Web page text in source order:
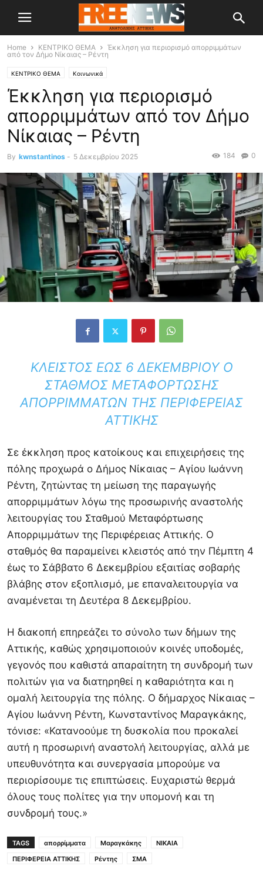
Home ΚΕΝΤΡΙΚΟ ΘΕΜΑ
Έκκληση για περιορισμό απορριμμάτων
από τον Δήμο Νίκαιας – Ρέντη
ΚΕΝΤΡΙΚΟ ΘΕΜΑ Κοινωνικά
Έκκληση για περιορισμό
απορριμμάτων από τον Δήμο
Νίκαιας – Ρέντη
By kwnstantinos - 5 Δεκεμβρίου 2025 0
184
ΚΛΕΙΣΤΌΣ ΈΩΣ 6 ΔΕΚΕΜΒΡΊΟΥ Ο
ΣΤΑΘΜΌΣ ΜΕΤΑΦΌΡΤΩΣΗΣ
ΑΠΟΡΡΙΜΜΆΤΩΝ ΤΗΣ ΠΕΡΙΦΈΡΕΙΑΣ
ΑΤΤΙΚΉΣ
Σε έκκληση προς κατοίκους και επιχειρήσεις της
πόλης προχωρά ο Δήμος Νίκαιας – Αγίου Ιωάννη
Ρέντη, ζητώντας τη μείωση της παραγωγής
απορριμμάτων λόγω της προσωρινής αναστολής
λειτουργίας του Σταθμού Μεταφόρτωσης
Απορριμμάτων της Περιφέρειας Αττικής. Ο
σταθμός θα παραμείνει κλειστός από την Πέμπτη 4
έως το Σάββατο 6 Δεκεμβρίου εξαιτίας σοβαρής
βλάβης στον εξοπλισμό, με επαναλειτουργία να
αναμένεται τη Δευτέρα 8 Δεκεμβρίου.
Η διακοπή επηρεάζει το σύνολο των δήμων της
Αττικής, καθώς χρησιμοποιούν κοινές υποδομές,
γεγονός που καθιστά απαραίτητη τη συνδρομή των
πολιτών για να διατηρηθεί η καθαριότητα και η
ομαλή λειτουργία της πόλης. Ο δήμαρχος Νίκαιας –
Αγίου Ιωάννη Ρέντη, Κωνσταντίνος Μαραγκάκης,
τόνισε: «Κατανοούμε τη δυσκολία που προκαλεί
αυτή η προσωρινή αναστολή λειτουργίας, αλλά με
υπευθυνότητα και συνεργασία μπορούμε να
περιορίσουμε τις επιπτώσεις. Ευχαριστώ θερμά
όλους τους πολίτες για την υπομονή και τη
συνδρομή τους.»
TAGS απορρίμματα Μαραγκάκης
ΝΙΚΑΙΑ
ΠΕΡΙΦΕΡΕΙΑ ΑΤΤΙΚΗΣ
Ρέντης ΣΜΑ